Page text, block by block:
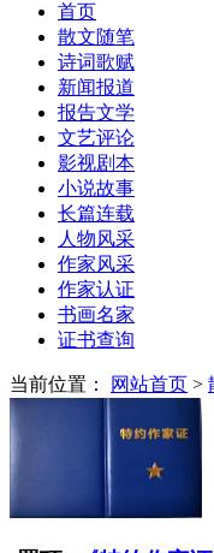
首页
散文随笔
诗词歌赋
新闻报道
报告文学
文艺评论
影视剧本
小说故事
长篇连载
人物风采
作家风采
作家认证
书画名家
证书查询
当前位置： 网站首页 >